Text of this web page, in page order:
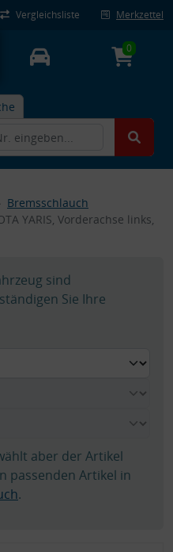
Vergleichsliste Merkzettel
0
Bremsschlauch
YARIS, Vorderachse links,
sind
Sie Ihre
aber der Artikel
passenden Artikel in
.